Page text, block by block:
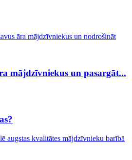
mājdzīvniekus un pasargāt...